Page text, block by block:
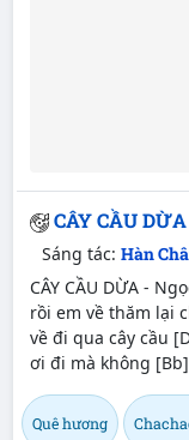
CÂY CẦU DỪA
Sáng tác: Hàn
CÂY CẦU DỪA -
rồi em về thăm lại
về đi qua cây cầu
ơi đi mà không
Quê hương